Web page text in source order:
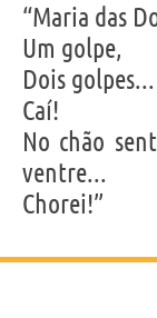
“Maria das
Um golpe,
Dois golpes...
Caí!
No chão
ventre...
Chorei!”